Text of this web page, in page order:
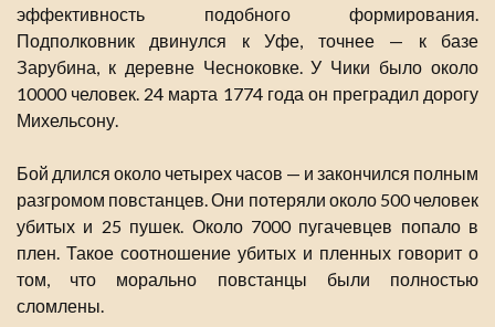
эффективность подобного формирования.
Подполковник двинулся к Уфе, точнее — к базе
Зарубина, к деревне Чесноковке. У Чики было около
10000 человек. 24 марта 1774 года он преградил дорогу
Михельсону.
Бой длился около четырех часов — и закончился полным
разгромом повстанцев. Они потеряли около 500 человек
убитых и 25 пушек. Около 7000 пугачевцев попало в
плен. Такое соотношение убитых и пленных говорит о
том, что морально повстанцы были полностью
сломлены.